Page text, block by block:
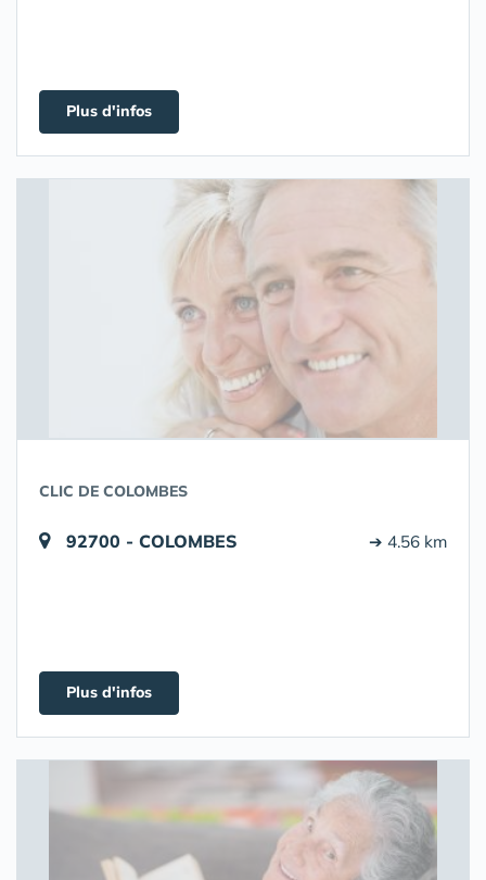
Plus d'infos
CLIC DE COLOMBES
92700 - COLOMBES ➔ 4.56 km
Plus d'infos